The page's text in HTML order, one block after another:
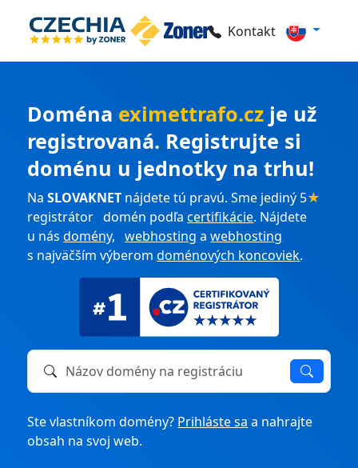
Kontakt
Doména eximettrafo.cz je už
registrovaná. Registrujte si
doménu u jednotky na trhu!
NaSLOVAKNET nájdete tú pravú. Sme jediný 5★
registrátor domén podľacertifikácie. Nájdete
u násdomény,webhosting awebhosting
s najväčším výberomdoménových koncoviek.
Názov domény na registráciu alebo prevod
Ste vlastníkom domény? Prihláste sa a nahrajte
obsah na svoj web.